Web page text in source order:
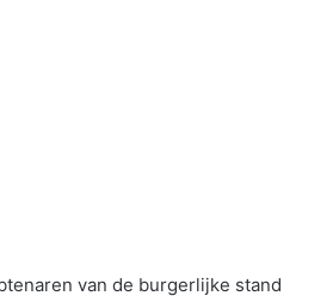
van de burgerlijke stand